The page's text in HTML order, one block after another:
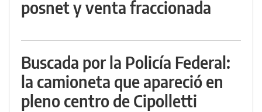
posnet y venta fraccionada
Buscada por la Policía Federal:
la camioneta que apareció en
pleno centro de Cipolletti